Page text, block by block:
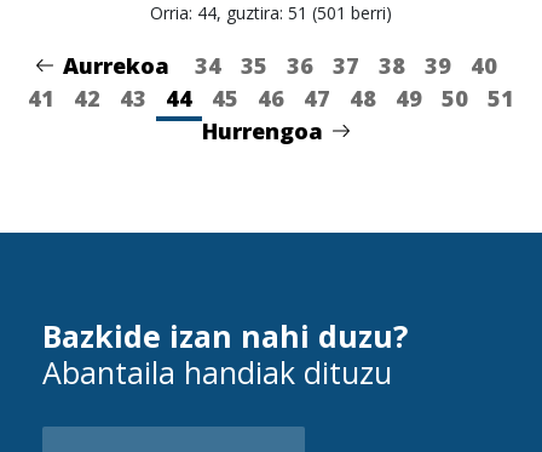
Orria: 44, guztira: 51 (501 berri)
Aurrekoa 34 35 36 37 38 39
40
41
42 43 44 45 46 47 48 49 50
51
Hurrengoa
Bazkide izan nahi duzu?
Abantaila handiak dituzu